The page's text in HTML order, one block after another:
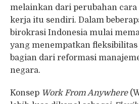
melainkan dari perubahan
kerja itu sendiri. Dalam
birokrasi Indonesia mulai
yang menempatkan fleksibilitas
bagian dari reformasi
negara.
Konsep Work From Anywhere